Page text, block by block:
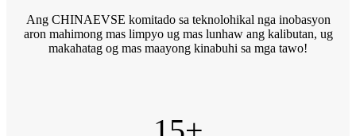
Ang CHINAEVSE komitado sa teknolohikal nga inobasyon
aron mahimong mas limpyo ug mas lunhaw ang kalibutan, ug
makahatag og mas maayong kinabuhi sa mga tawo!